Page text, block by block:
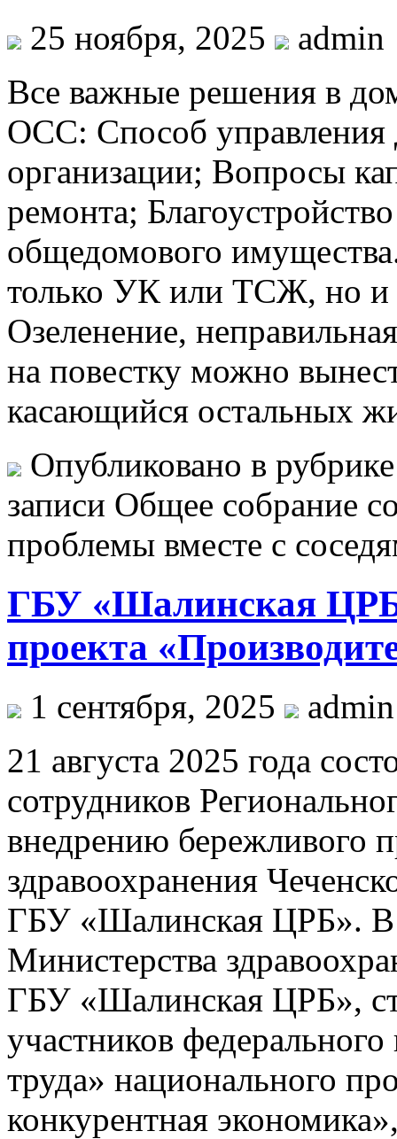
25 ноября, 2025
admin
Все важные решения в
ОСС: Способ
организации; Вопросы
ремонта;
общедомового
только УК или ТСЖ, но и
Озеленение,
на повестку можно
касающийся остальных
Опубликовано в
записи Общее собрание
проблемы вместе с
ГБУ «Шалинская
проекта
1 сентября, 2025
admin
21 августа 2025 года
сотрудников
внедрению бережливого
здравоохранения
ГБУ «Шалинская ЦРБ». В
Министерства
ГБУ «Шалинская ЦРБ»,
участников
труда» национального
конкурентная